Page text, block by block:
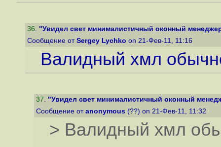
36. "Увидел свет минималистичный оконный
Сообщение от Sergey Lychko on 21-Фев-11, 11:16
Валидный хмл
37. "Увидел свет минималистичный оконный
Сообщение от anonymous (??) on 21-Фев-11, 11:32
> Валидный хмл